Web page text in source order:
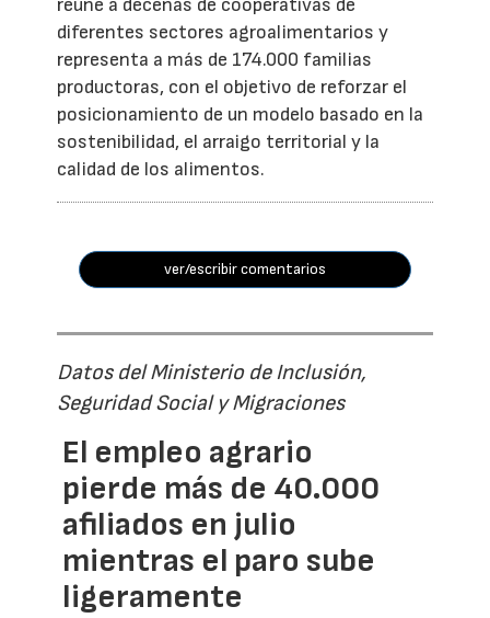
diferentes sectores agroalimentarios y
representa a más de 174.000 familias
productoras, con el objetivo de reforzar el
posicionamiento de un modelo basado en la
sostenibilidad, el arraigo territorial y la
calidad de los alimentos.
ver/escribir comentarios
Datos del Ministerio de Inclusión,
Seguridad Social y Migraciones
El empleo agrario
pierde más de 40.000
afiliados en julio
mientras el paro sube
ligeramente